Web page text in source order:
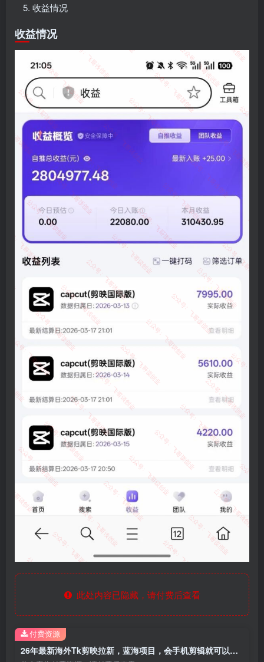
收益情况
收益情况
此处内容已隐藏，请付费后查看
26年最新海外Tk剪映拉新，蓝海项目，会手机剪辑就可以做，月入20000＋
付费资源